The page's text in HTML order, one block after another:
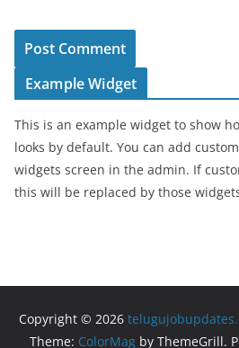
Example Widget
This is an example widget to show
looks by default. You can add
widgets screen in the admin. If
this will be replaced by those
Copyright © 2026
Theme: ColorMag by ThemeGrill.